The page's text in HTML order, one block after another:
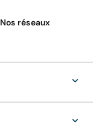
Nos réseaux